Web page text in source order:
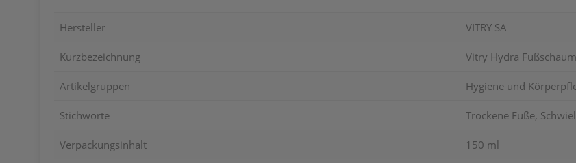
Hersteller VITRY SA
Kurzbezeichnung Vitry Hydra
Artikelgruppen Hygiene und
Stichworte Trockene Füße,
Verpackungsinhalt 150 ml